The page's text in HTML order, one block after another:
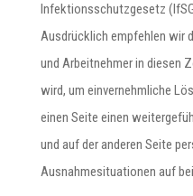
Infektionsschutzgesetz
Ausdrücklich empfehlen wir
und Arbeitnehmer in diesen
wird, um einvernehmliche
einen Seite einen
und auf der anderen Seite
Ausnahmesituationen auf